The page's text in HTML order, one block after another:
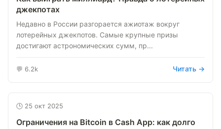
джекпотах
Недавно в России разгорается ажиотаж вокруг
лотерейных джекпотов. Самые крупные призы
достигают астрономических сумм, пр...
💬 6.2k Читать →
🕒 25 окт 2025
Ограничения на Bitcoin в Cash App: как долго